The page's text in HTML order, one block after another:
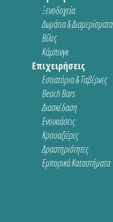
Ξενοδοχεία
Δωμάτια & Διαμερίσματα
Βίλες
Κάμπινγκ
Επιχειρήσεις
Εστιατόρια & Ταβέρνες
Beach Bars
Διασκέδαση
Ενοικιάσεις
Κρουαζιέρες
Δραστηριότητες
Εμπορικά Καταστήματα